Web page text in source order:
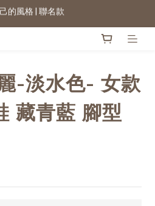
色上市 | 快看
滿899送星月項鍊
-淡水色- 女款
藏青藍 腳型